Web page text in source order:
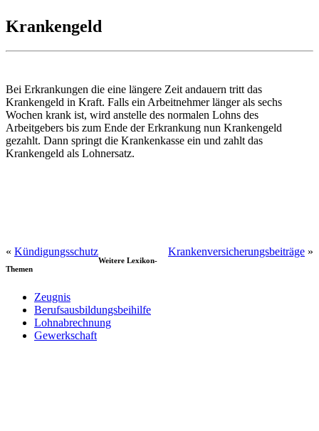
Krankengeld
Bei Erkrankungen die eine längere Zeit andauern tritt das
Krankengeld in Kraft. Falls ein Arbeitnehmer länger als sechs
Wochen krank ist, wird anstelle des normalen Lohns des
Arbeitgebers bis zum Ende der Erkrankung nun Krankengeld
gezahlt. Dann springt die Krankenkasse ein und zahlt das
Krankengeld als Lohnersatz.
« Kündigungsschutz Krankenversicherungsbeiträge »
Weitere Lexikon-
Themen
Zeugnis
Berufsausbildungsbeihilfe
Lohnabrechnung
Gewerkschaft